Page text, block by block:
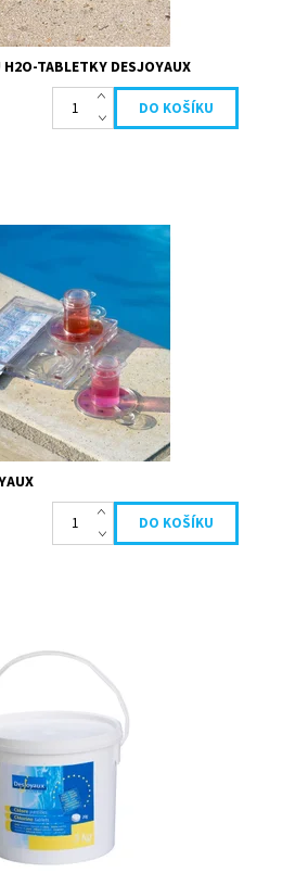
TABLETKY DESJOYAUX
hodnotu pH a chloru
hodnoty pH, přičemž neutrální pH
pH...
koncentrací aktivních látek Vám
dezinfekci vody Vašeho
hladinu...